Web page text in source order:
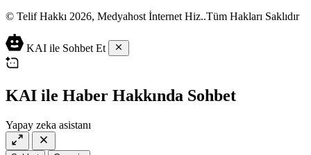
© Telif Hakkı 2026, Medyahost İnternet Hiz..Tüm Hakları Saklıdır
casino
siteleri
casino
2023
lordcasino
canlı
casino
siteleri
iyi
casino
vdcasino
vdcasino
giriş
ev
yapımı
salça
KAI ile Sohbet Et
KAI ile Haber Hakkında Sohbet
Yapay zeka asistanı